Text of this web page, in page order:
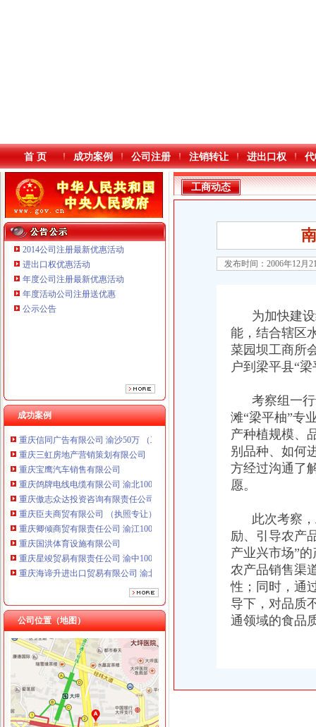
本站导航
首 页 成功案例 公司注册 注销转让 进出口权
2014公司注册最新优惠活动
进出口权优惠活动
年度公司注册最新优惠活动
年度活动公司注册送优惠
公示公告
成功案例
重庆鸽牌电线电缆有限公司 渝北10010万 (进出口权)
重庆傲志众达投资咨询有限责任公司 渝九1000万 （增资）
重庆星竣贸易有限责任公司 渝中100万 （进出口权）
重庆海谛升进出口贸易有限公司 渝北100万 （进出口权）
重庆奕欣锦诚商贸有限公司 渝九50万 （工商注册）
重庆信同广告有限公司 渝沙50万 （工商注册）
重庆三虹房地产营销策划有限公司
重庆宝鹰汽车销售有限公司
重庆鸽牌电线电缆有限公司 渝北10010万 (进出口权)
重庆傲志众达投资咨询有限责任公司 渝九1000万 （增资）
重庆臣夫商贸有限公司 （执照专让）
重庆卿倾商贸有限责任公司 渝江100万 （工商注册）
重庆国洪体育设施有限公司
重庆星竣贸易有限责任公司 渝中100万 （进出口权）
重庆海谛升进出口贸易有限公司 渝北100万 （进出口权）
重庆奕欣锦诚商贸有限公司 渝九50万 （工商注册）
重庆信同广告有限公司 渝沙50万 （工商注册）
重庆三虹房地产营销策划有限公司
重庆宝鹰汽车销售有限公司
公司位置（地图）
工商动态
全市代理注销分公司区县局信用信息化岗位大练抽考和竞赛正式开考
工商动态
发布时间：2006年12月
为加快建设
能，结合辖区
菜园坝工商所
户到梁平县“
考察组一行
滩“梁平柚”专
产种植规模、
别品种、如何
方经过沟通了
愿。
此次考察，
励、引导农产
产业兴市场”
农产品销售渠
性；同时，通
导下，对品质
通领域的食品